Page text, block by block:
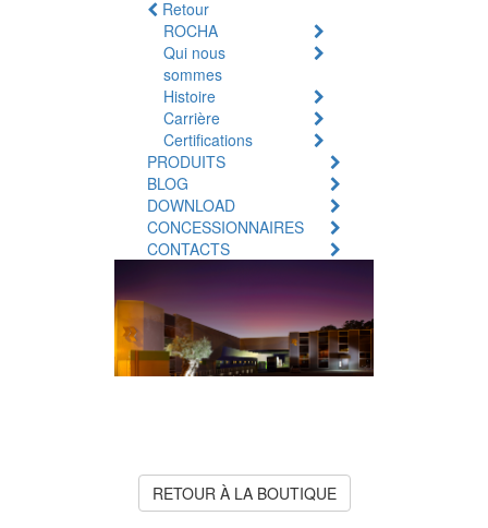
Retour
ROCHA
Qui nous
sommes
Histoire
Carrière
Certifications
PRODUITS
BLOG
DOWNLOAD
CONCESSIONNAIRES
CONTACTS
RETOUR À LA BOUTIQUE